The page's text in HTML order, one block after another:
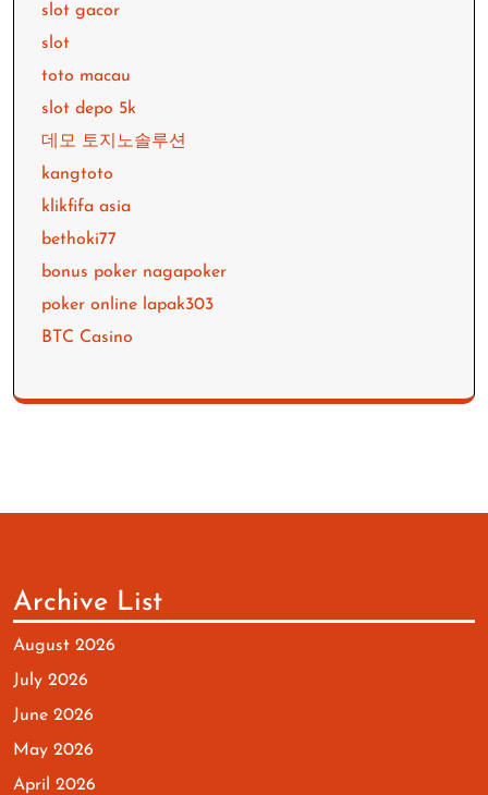
slot gacor
slot
toto macau
slot depo 5k
데모 토지노솔루션
kangtoto
klikfifa asia
bethoki77
bonus poker nagapoker
poker online lapak303
BTC Casino
Archive List
August 2026
July 2026
June 2026
May 2026
April 2026